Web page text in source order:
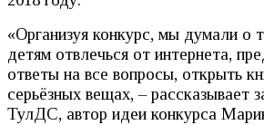
«Организуя конкурс, мы думали о
детям отвлечься от интернета,
ответы на все вопросы, открыть
серьёзных вещах, –
ТулДС, автор идеи конкурса